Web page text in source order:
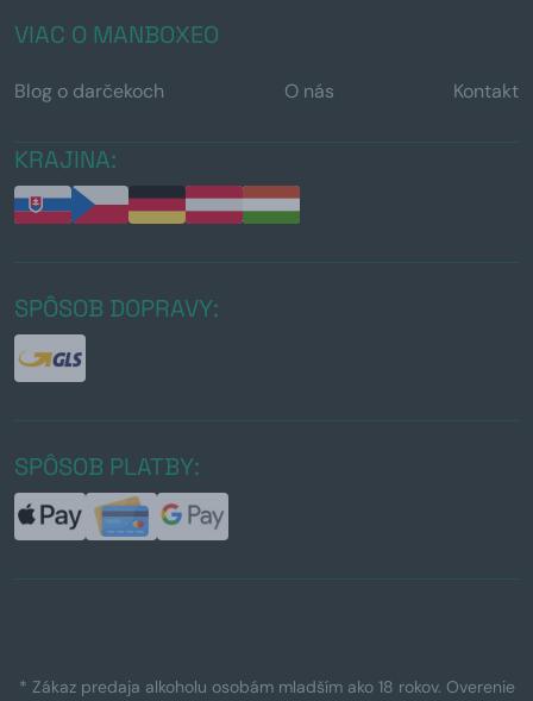
VIAC O MANBOXEO
Blog o darčekoch O nás Kontakt
KRAJINA:
SPÔSOB DOPRAVY:
SPÔSOB PLATBY:
* Zákaz predaja alkoholu osobám mladším ako 18 rokov. Overenie